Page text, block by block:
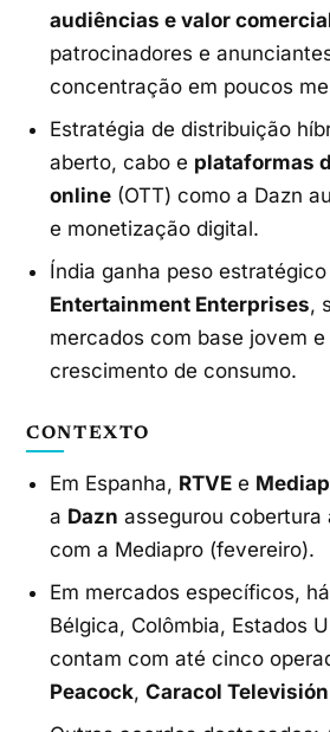
audiências e valor
patrocinadores e
concentração em poucos
Estratégia de distribuição
aberto, cabo e plataformas
online (OTT) como a Dazn
e monetização digital.
Índia ganha peso
Entertainment Enterprises,
mercados com base jovem
crescimento de consumo.
CONTEXTO
Em Espanha, RTVE e
a Dazn assegurou
com a Mediapro (fevereiro).
Em mercados específicos,
Bélgica, Colômbia, Estados
contam com até cinco
Peacock,Caracol Televisión